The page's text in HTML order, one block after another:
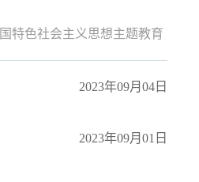
特色社会主义思想主题教育
2023年09月04日
2023年09月01日